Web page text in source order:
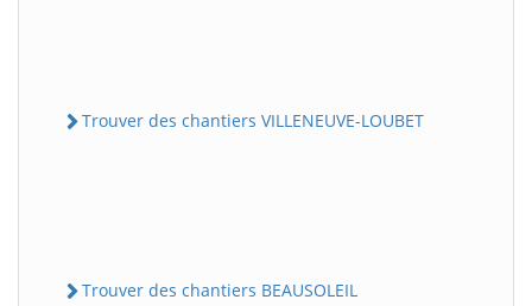
Trouver des chantiers VILLENEUVE-LOUBET
Trouver des chantiers BEAUSOLEIL